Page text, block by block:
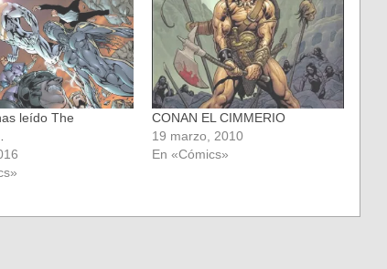
leído The
CONAN EL CIMMERIO
19 marzo, 2010
En «Cómics»